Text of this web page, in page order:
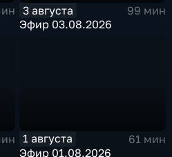
3 августа
99 мин
Эфир 03.08.2026
1 августа
61 мин
Эфир 01.08.2026